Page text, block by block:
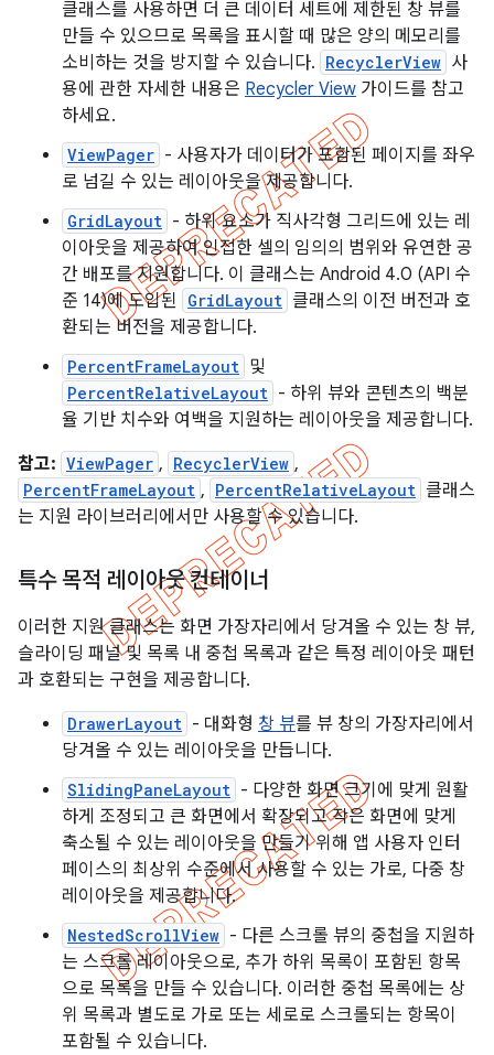
클래스를 사용하면 더 큰 데이터 세트에 제한된 창 뷰를
만들 수 있으므로 목록을 표시할 때 많은 양의 메모리를
소비하는 것을 방지할 수 있습니다. RecyclerView 사
용에 관한 자세한 내용은 Recycler View 가이드를 참고
하세요.
ViewPager - 사용자가 데이터가 포함된 페이지를 좌우
로 넘길 수 있는 레이아웃을 제공합니다.
GridLayout - 하위 요소가 직사각형 그리드에 있는 레
이아웃을 제공하여 인접한 셀의 임의의 범위와 유연한 공
간 배포를 지원합니다. 이 클래스는 Android 4.0 (API 수
준 14)에 도입된 GridLayout 클래스의 이전 버전과 호
환되는 버전을 제공합니다.
PercentFrameLayout 및
PercentRelativeLayout - 하위 뷰와 콘텐츠의 백분
율 기반 치수와 여백을 지원하는 레이아웃을 제공합니다.
참고: ViewPager , RecyclerView ,
PercentFrameLayout , PercentRelativeLayout 클래스
는 지원 라이브러리에서만 사용할 수 있습니다.
특수 목적 레이아웃 컨테이너
이러한 지원 클래스는 화면 가장자리에서 당겨올 수 있는 창 뷰,
슬라이딩 패널 및 목록 내 중첩 목록과 같은 특정 레이아웃 패턴
과 호환되는 구현을 제공합니다.
DrawerLayout - 대화형 창 뷰를 뷰 창의 가장자리에서
당겨올 수 있는 레이아웃을 만듭니다.
SlidingPaneLayout - 다양한 화면 크기에 맞게 원활
하게 조정되고 큰 화면에서 확장되고 작은 화면에 맞게
축소될 수 있는 레이아웃을 만들기 위해 앱 사용자 인터
페이스의 최상위 수준에서 사용할 수 있는 가로, 다중 창
레이아웃을 제공합니다.
NestedScrollView - 다른 스크롤 뷰의 중첩을 지원하
는 스크롤 레이아웃으로, 추가 하위 목록이 포함된 항목
으로 목록을 만들 수 있습니다. 이러한 중첩 목록에는 상
위 목록과 별도로 가로 또는 세로로 스크롤되는 항목이
포함될 수 있습니다.